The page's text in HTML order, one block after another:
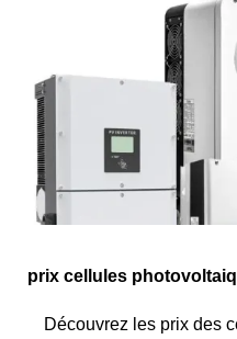
prix cellules
Découvrez les prix des